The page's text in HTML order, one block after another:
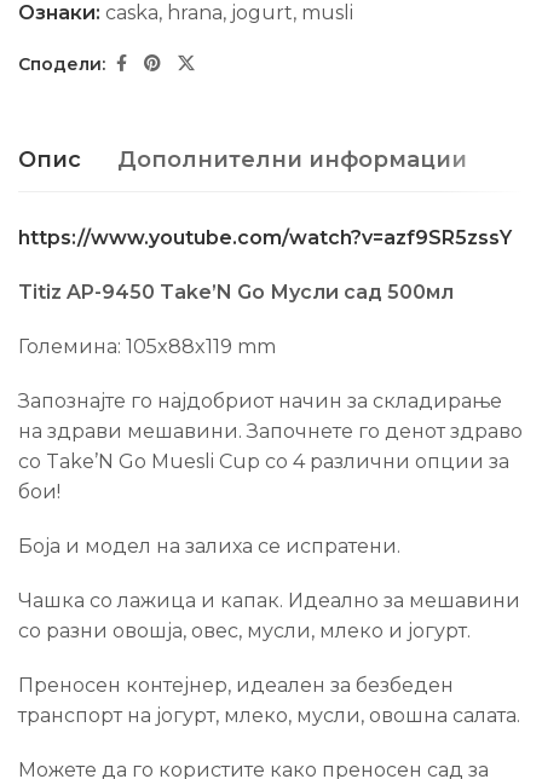
Ознаки: caska, hrana, jogurt, musli
Опис Дополнителни информации
https://www.youtube.com/watch?v=azf9SR5zssY
Titiz AP-9450 Take’N Go Мусли сад 500мл
Големина: 105x88x119 mm
Запознајте го најдобриот начин за складирање
на здрави мешавини. Започнете го денот здраво
со Take’N Go Muesli Cup со 4 различни опции за
бои!
Боја и модел на залиха се испратени.
Чашка со лажица и капак. Идеално за мешавини
со разни овошја, овес, мусли, млеко и јогурт.
Преносен контејнер, идеален за безбеден
транспорт на јогурт, млеко, мусли, овошна салата.
Можете да го користите како преносен сад за